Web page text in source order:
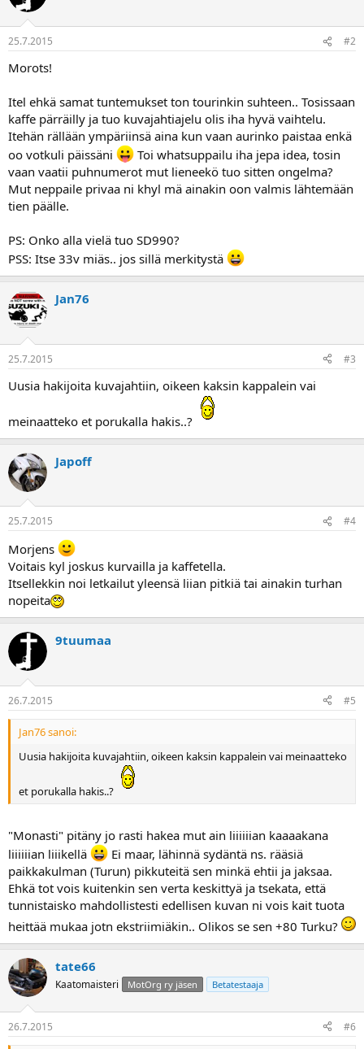
25.7.2015 #2
Morots!
Itel ehkä samat tuntemukset ton tourinkin suhteen.. Tosissaan
kaffe pärräilly ja tuo kuvajahtiajelu olis iha hyvä vaihtelu.
Itehän rällään ympäriinsä aina kun vaan aurinko paistaa enkä
oo votkuli päissäni
Toi whatsuppailu iha jepa idea, tosin
vaan vaatii puhnumerot mut lieneekö tuo sitten ongelma?
Mut neppaile privaa ni khyl mä ainakin oon valmis lähtemään
tien päälle.
PS: Onko alla vielä tuo SD990?
PSS: Itse 33v miäs.. jos sillä merkitystä
Jan76
25.7.2015 #3
Uusia hakijoita kuvajahtiin, oikeen kaksin kappalein vai
meinaatteko et porukalla hakis..?
Japoff
25.7.2015 #4
Morjens
Voitais kyl joskus kurvailla ja kaffetella.
Itsellekkin noi letkailut yleensä liian pitkiä tai ainakin turhan
nopeita
9tuumaa
26.7.2015 #5
Jan76 sanoi:
Uusia hakijoita kuvajahtiin, oikeen kaksin kappalein vai meinaatteko
et porukalla hakis..?
"Monasti" pitäny jo rasti hakea mut ain liiiiiian kaaaakana
liiiiiian liiikellä
Ei maar, lähinnä sydäntä ns. rääsiä
paikkakulman (Turun) pikkuteitä sen minkä ehtii ja jaksaa.
Ehkä tot vois kuitenkin sen verta keskittyä ja tsekata, että
tunnistaisko mahdollistesti edellisen kuvan ni vois kait tuota
heittää mukaa jotn ekstriimiäkin.. Olikos se sen +80 Turku?
tate66
Kaatomaisteri MotOrg ry jäsen Betatestaaja
26.7.2015 #6